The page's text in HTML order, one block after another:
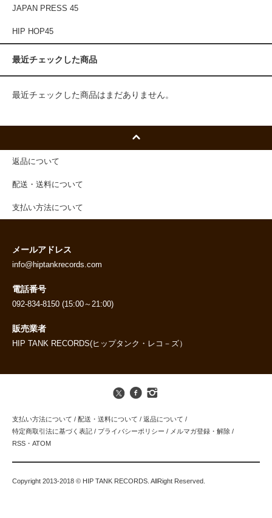
JAPAN PRESS 45
HIP HOP45
最近チェックした商品
最近チェックした商品はまだありません。
返品について
配送・送料について
支払い方法について
メールアドレス
info@hiptankrecords.com
電話番号
092-834-8150 (15:00～21:00)
販売業者
HIP TANK RECORDS(ヒップタンク・レコ－ズ）
支払い方法について / 配送・送料について / 返品について /
特定商取引法に基づく表記 / プライバシーポリシー / メルマガ登録・解除 /
RSS ・ ATOM
Copyright 2013-2018 © HIP TANK RECORDS. AllRight Reserved.